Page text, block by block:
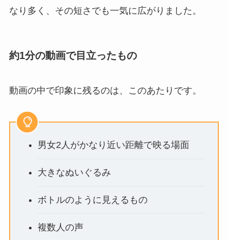
なり多く、その短さでも一気に広がりました。
約1分の動画で目立ったもの
動画の中で印象に残るのは、このあたりです。
男女2人がかなり近い距離で映る場面
大きなぬいぐるみ
ボトルのように見えるもの
複数人の声